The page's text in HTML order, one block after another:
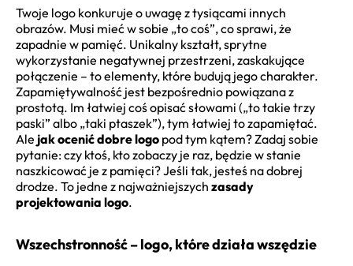
Twoje logo konkuruje o uwagę z tysiącami innych
obrazów. Musi mieć w sobie „to coś”, co sprawi, że
zapadnie w pamięć. Unikalny kształt, sprytne
wykorzystanie negatywnej przestrzeni, zaskakujące
połączenie – to elementy, które budują jego charakter.
Zapamiętywalność jest bezpośrednio powiązana z
prostotą. Im łatwiej coś opisać słowami („to takie trzy
paski” albo „taki ptaszek”), tym łatwiej to zapamiętać.
Ale jak ocenić dobre logo pod tym kątem? Zadaj sobie
pytanie: czy ktoś, kto zobaczy je raz, będzie w stanie
naszkicować je z pamięci? Jeśli tak, jesteś na dobrej
drodze. To jedne z najważniejszych zasady
projektowania logo.
Wszechstronność – logo, które działa wszędzie